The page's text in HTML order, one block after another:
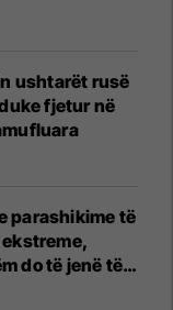
ushtarët rusë
fjetur në
parashikime të
do të jenë të